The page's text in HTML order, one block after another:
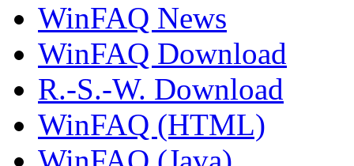
WinFAQ News
WinFAQ Download
R.-S.-W. Download
WinFAQ (HTML)